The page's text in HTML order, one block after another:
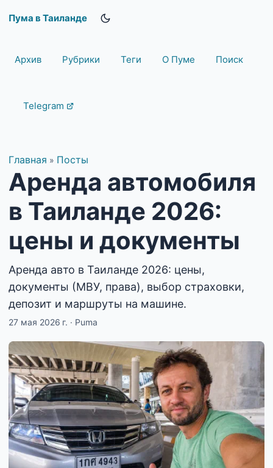
Пума в Таиланде
Архив Рубрики Теги О Пуме Поиск
Telegram
Главная » Посты
Аренда автомобиля
в Таиланде 2026:
цены и документы
Аренда авто в Таиланде 2026: цены,
документы (МВУ, права), выбор страховки,
депозит и маршруты на машине.
27 мая 2026 г. · Puma